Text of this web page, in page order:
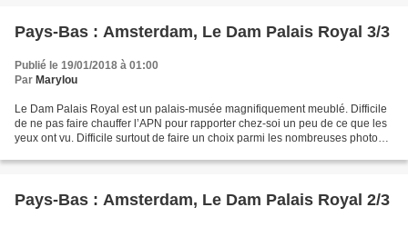
Pays-Bas : Amsterdam, Le Dam Palais Royal 3/3
Publié le 19/01/2018 à 01:00
Par Marylou
Le Dam Palais Royal est un palais-musée magnifiquement meublé. Difficile
de ne pas faire chauffer l’APN pour rapporter chez-soi un peu de ce que les
yeux ont vu. Difficile surtout de faire un choix parmi les nombreuses photos
Pays-Bas : Amsterdam, Le Dam Palais Royal 2/3